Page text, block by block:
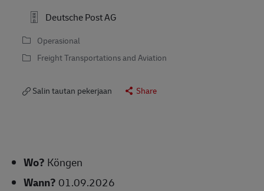
Deutsche Post AG
Operasional
Freight Transportations and Aviation
Salin tautan pekerjaan Share
Wo? Köngen
Wann? 01.09.2026